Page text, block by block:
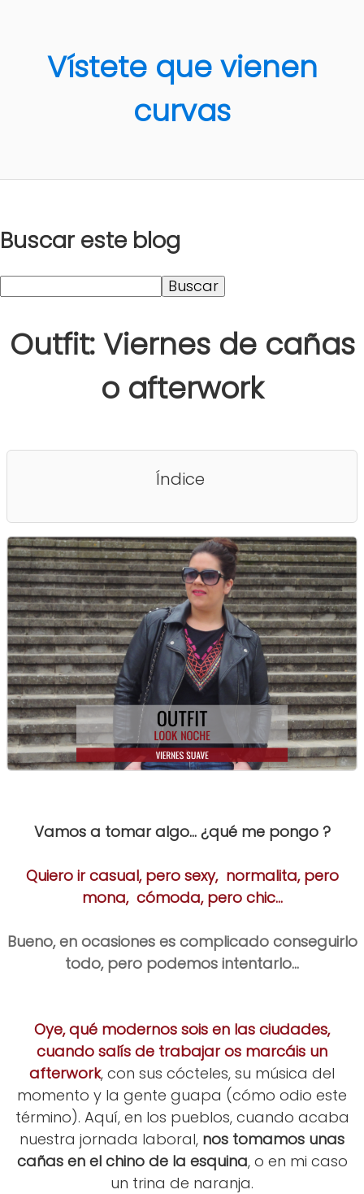
Vístete que vienen
curvas
Buscar este blog
Outfit: Viernes de cañas
o afterwork
Índice
Vamos a tomar algo... ¿qué me pongo ?
Quiero ir casual, pero sexy, normalita, pero
mona, cómoda, pero chic...
Bueno, en ocasiones es complicado conseguirlo
todo, pero podemos intentarlo...
Oye, qué modernos sois en las ciudades,
cuando salís de trabajar os marcáis un
afterwork, con sus cócteles, su música del
momento y la gente guapa (cómo odio este
término). Aquí, en los pueblos, cuando acaba
nuestra jornada laboral, nos tomamos unas
cañas en el chino de la esquina, o en mi caso
un trina de naranja.